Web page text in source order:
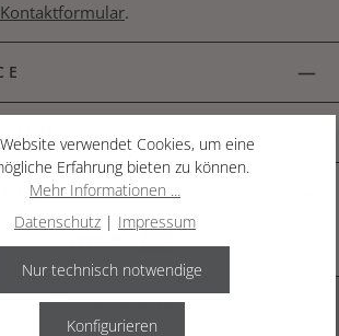
Kontaktformular.
gesetzl. Mehrwertsteuer zzgl.
verwendet Cookies, um eine
Erfahrung bieten zu können.
Mehr Informationen ...
Datenschutz | Impressum
Nur technisch notwendige
Konfigurieren